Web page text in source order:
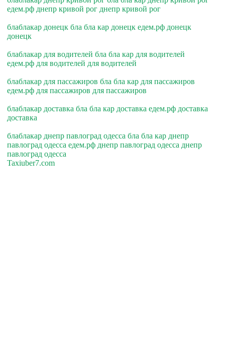
едем.рф днепр кривой рог днепр кривой рог
блаблакар донецк бла бла кар донецк едем.рф донецк
донецк
блаблакар для водителей бла бла кар для водителей
едем.рф для водителей для водителей
блаблакар для пассажиров бла бла кар для пассажиров
едем.рф для пассажиров для пассажиров
блаблакар доставка бла бла кар доставка едем.рф доставка
доставка
блаблакар днепр павлоград одесса бла бла кар днепр
павлоград одесса едем.рф днепр павлоград одесса днепр
павлоград одесса
Taxiuber7.com